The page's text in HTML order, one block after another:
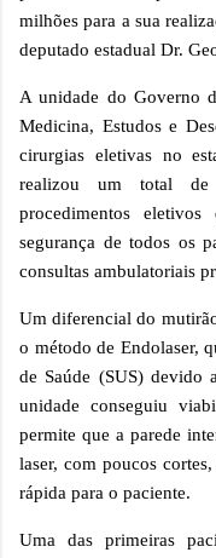
milhões para a sua
deputado estadual Dr.
A unidade do Governo
Medicina, Estudos e
cirurgias eletivas no
realizou um total de
procedimentos
segurança de todos os
consultas ambulatoriais
Um diferencial do
o método de Endolaser,
de Saúde (SUS) devido
unidade conseguiu
permite que a parede
laser, com poucos
rápida para o paciente.
Uma das primeiras